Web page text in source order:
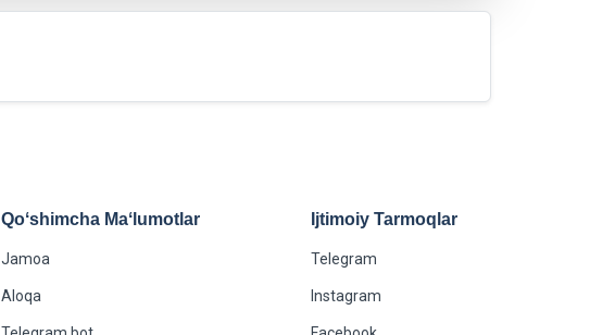
Qoʻshimcha Maʻlumotlar
Jamoa
Aloqa
Ijtimoiy Tarmoqlar
Telegram
Instagram